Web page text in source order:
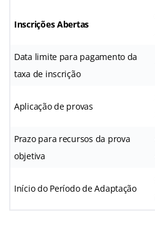
Inscrições Abertas
Data limite para pagamento da
taxa de inscrição
Aplicação de provas
Prazo para recursos da prova
objetiva
Início do Período de Adaptação